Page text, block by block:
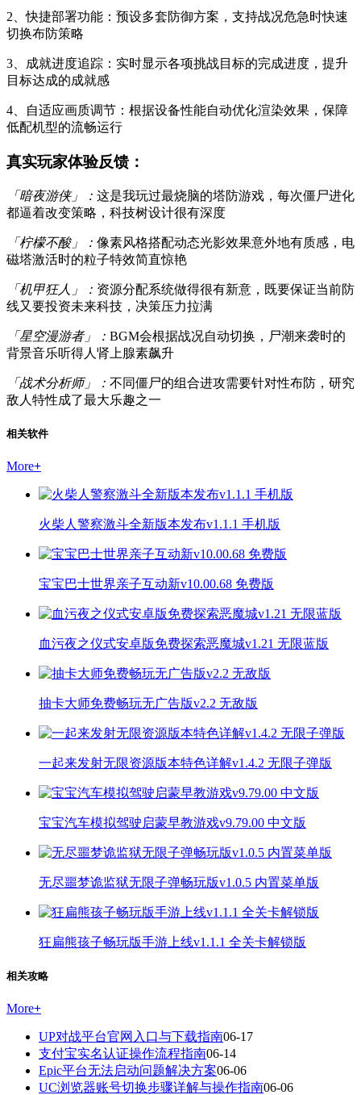
2、快捷部署功能：预设多套防御方案，支持战况危急时快速
切换布防策略
3、成就进度追踪：实时显示各项挑战目标的完成进度，提升
目标达成的成就感
4、自适应画质调节：根据设备性能自动优化渲染效果，保障
低配机型的流畅运行
真实玩家体验反馈：
「暗夜游侠」： 这是我玩过最烧脑的塔防游戏，每次僵尸进化
都逼着改变策略，科技树设计很有深度
「柠檬不酸」： 像素风格搭配动态光影效果意外地有质感，电
磁塔激活时的粒子特效简直惊艳
「机甲狂人」： 资源分配系统做得很有新意，既要保证当前防
线又要投资未来科技，决策压力拉满
「星空漫游者」： BGM会根据战况自动切换，尸潮来袭时的
背景音乐听得人肾上腺素飙升
「战术分析师」： 不同僵尸的组合进攻需要针对性布防，研究
敌人特性成了最大乐趣之一
相关软件
More+
火柴人警察激斗全新版本发布v1.1.1 手机版
宝宝巴士世界亲子互动新v10.00.68 免费版
血污夜之仪式安卓版免费探索恶魔城v1.21 无限蓝版
抽卡大师免费畅玩无广告版v2.2 无敌版
一起来发射无限资源版本特色详解v1.4.2 无限子弹版
宝宝汽车模拟驾驶启蒙早教游戏v9.79.00 中文版
无尽噩梦诡监狱无限子弹畅玩版v1.0.5 内置菜单版
狂扁熊孩子畅玩版手游上线v1.1.1 全关卡解锁版
相关攻略
More+
UP对战平台官网入口与下载指南06-17
支付宝实名认证操作流程指南06-14
Epic平台无法启动问题解决方案06-06
UC浏览器账号切换步骤详解与操作指南06-06